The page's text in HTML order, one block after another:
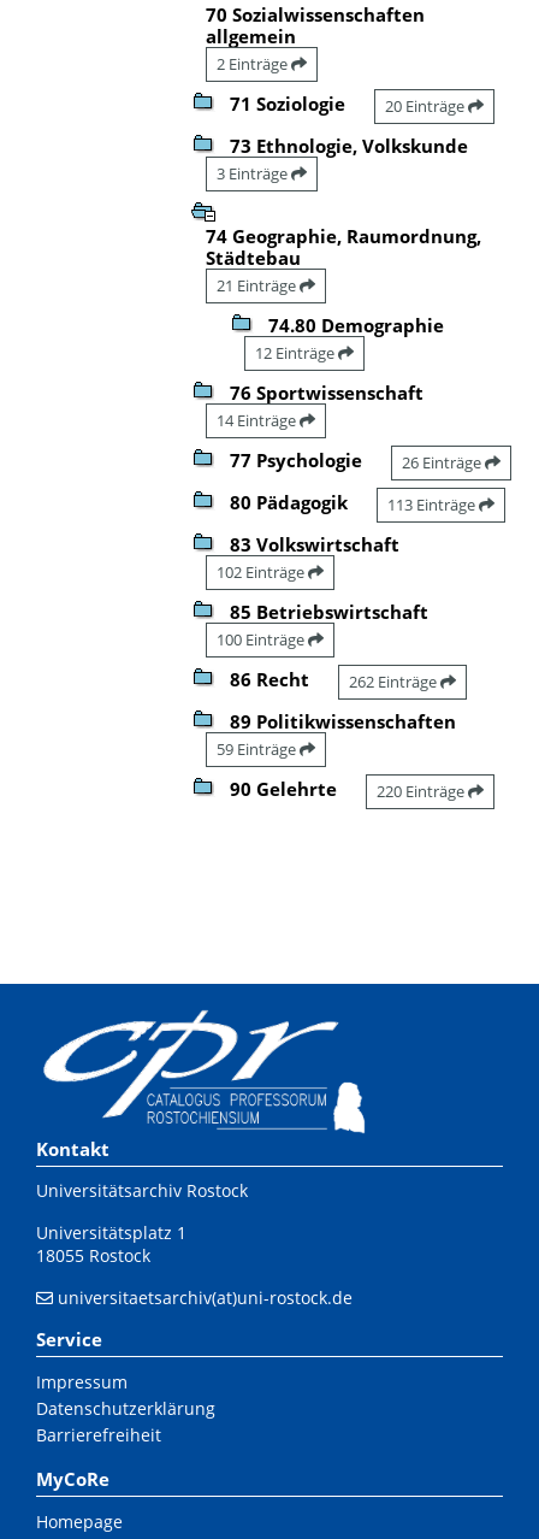
70 Sozialwissenschaften
allgemein
2 Einträge
71 Soziologie 20 Einträge
73 Ethnologie, Volkskunde
3 Einträge
74 Geographie, Raumordnung,
Städtebau
21 Einträge
74.80 Demographie
12 Einträge
76 Sportwissenschaft
14 Einträge
77 Psychologie 26 Einträge
80 Pädagogik 113 Einträge
83 Volkswirtschaft
102 Einträge
85 Betriebswirtschaft
100 Einträge
86 Recht 262 Einträge
89 Politikwissenschaften
59 Einträge
90 Gelehrte 220 Einträge
Kontakt
Universitätsarchiv Rostock
Universitätsplatz 1
18055 Rostock
universitaetsarchiv(at)uni-rostock.de
Service
Impressum
Datenschutzerklärung
Barrierefreiheit
MyCoRe
Homepage